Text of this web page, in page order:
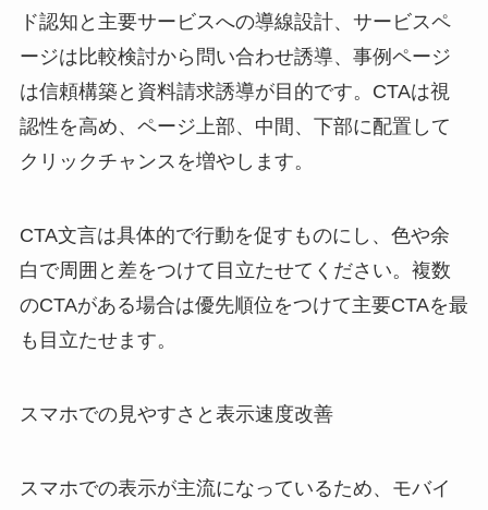
ド認知と主要サービスへの導線設計、サービスペ
ージは比較検討から問い合わせ誘導、事例ページ
は信頼構築と資料請求誘導が目的です。CTAは視
認性を高め、ページ上部、中間、下部に配置して
クリックチャンスを増やします。
CTA文言は具体的で行動を促すものにし、色や余
白で周囲と差をつけて目立たせてください。複数
のCTAがある場合は優先順位をつけて主要CTAを最
も目立たせます。
スマホでの見やすさと表示速度改善
スマホでの表示が主流になっているため、モバイ